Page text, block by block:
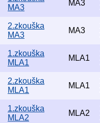
MA3
MA3
2.zkouška
MA3
MA3
1.zkouška
MLA1
MLA1
2.zkouška
MLA1
MLA1
1.zkouška
MLA2
MLA2